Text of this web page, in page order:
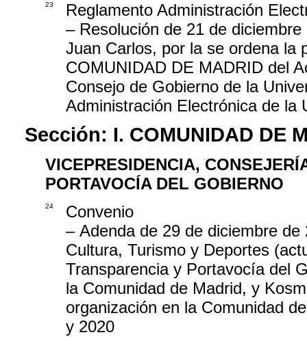
23
Reglamento Administración
– Resolución de 21 de
Juan Carlos, por la se ordena la
COMUNIDAD DE MADRID del
Consejo de Gobierno de la
Administración Electrónica de la
Sección: I. COMUNIDAD DE
VICEPRESIDENCIA,
PORTAVOCÍA DEL GOBIERNO
24
Convenio
– Adenda de 29 de diciembre
Cultura, Turismo y Deportes
Transparencia y Portavocía del
la Comunidad de Madrid, y
organización en la Comunidad
y 2020